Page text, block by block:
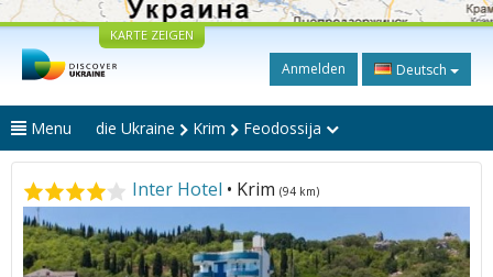
KARTE ZEIGEN
Anmelden Deutsch
Menu die Ukraine Krim Feodossija
Inter Hotel • Krim (94 km)